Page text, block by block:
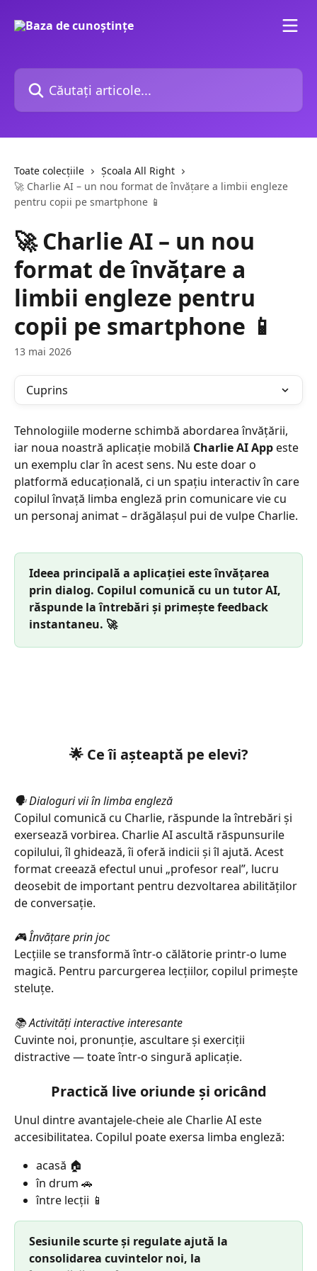
Căutați articole...
Toate colecțiile
Şcoala All Right
🚀 Charlie AI – un nou format de învățare a limbii engleze
pentru copii pe smartphone 📱
🚀 Charlie AI – un nou
format de învățare a
limbii engleze pentru
copii pe smartphone 📱
13 mai 2026
Cuprins
Tehnologiile moderne schimbă abordarea învățării,
iar noua noastră aplicație mobilă Charlie AI App este
un exemplu clar în acest sens. Nu este doar o
platformă educațională, ci un spațiu interactiv în care
copilul învață limba engleză prin comunicare vie cu
un personaj animat – drăgălașul pui de vulpe Charlie.
Ideea principală a aplicației este învățarea
prin dialog. Copilul comunică cu un tutor AI,
răspunde la întrebări și primește feedback
instantaneu. 🚀
🌟 Ce îi așteaptă pe elevi?
🗣️ Dialoguri vii în limba engleză
Copilul comunică cu Charlie, răspunde la întrebări și
exersează vorbirea. Charlie AI ascultă răspunsurile
copilului, îl ghidează, îi oferă indicii și îl ajută. Acest
format creează efectul unui „profesor real”, lucru
deosebit de important pentru dezvoltarea abilităților
de conversație.
🎮 Învățare prin joc
Lecțiile se transformă într-o călătorie printr-o lume
magică. Pentru parcurgerea lecțiilor, copilul primește
steluțe.
📚 Activități interactive interesante
Cuvinte noi, pronunție, ascultare și exerciții
distractive — toate într-o singură aplicație.
Practică live oriunde și oricând
Unul dintre avantajele-cheie ale Charlie AI este
accesibilitatea. Copilul poate exersa limba engleză:
acasă 🏠
în drum 🚗
între lecții 📱
Sesiunile scurte și regulate ajută la
consolidarea cuvintelor noi, la